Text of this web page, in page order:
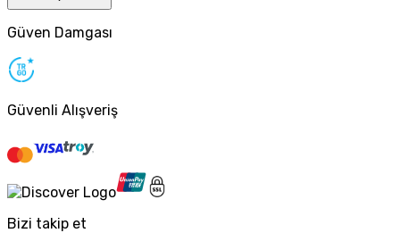
Güven Damgası
Güvenli Alışveriş
Bizi takip et